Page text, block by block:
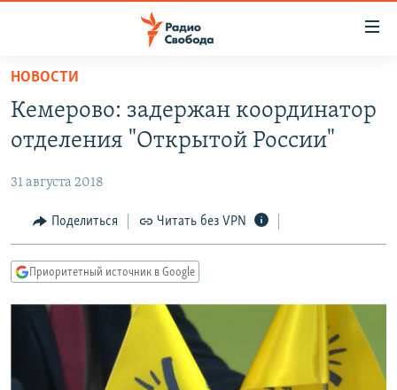
упрощенного
доступа
основному
Вернутся
главной
навигации
Вернутся
ПОДКАСТЫ
ЦИТАТЫ СВОБОДЫ
МНЕНИЯ
IDEL.РЕАЛИИ
КАВКАЗ.РЕАЛИИ
СЕВЕР.РЕАЛИИ
СИБИРЬ.РЕАЛИИ
НОВОСТИ
Кемерово: задержан координатор
отделения "Открытой России"
31 августа 2018
Поделиться Читать без VPN
Приоритетный источник в Google